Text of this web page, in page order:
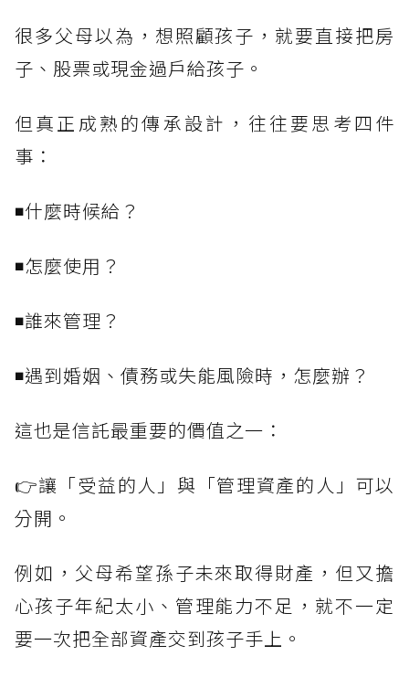
很多父母以為，想照顧孩子，就要直接把房
子、股票或現金過戶給孩子。
但真正成熟的傳承設計，往往要思考四件
事：
◾什麼時候給？
◾怎麼使用？
◾誰來管理？
◾遇到婚姻、債務或失能風險時，怎麼辦？
這也是信託最重要的價值之一：
👉讓「受益的人」與「管理資產的人」可以
分開。
例如，父母希望孫子未來取得財產，但又擔
心孩子年紀太小、管理能力不足，就不一定
要一次把全部資產交到孩子手上。